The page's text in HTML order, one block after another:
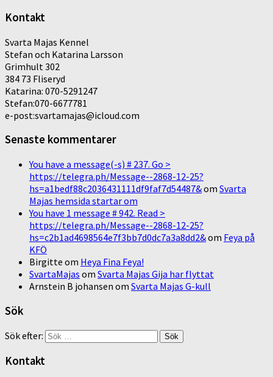
Kontakt
Svarta Majas Kennel
Stefan och Katarina Larsson
Grimhult 302
384 73 Fliseryd
Katarina: 070-5291247
Stefan:070-6677781
e-post:svartamajas@icloud.com
Senaste kommentarer
You have a message(-s) # 237. Go >
https://telegra.ph/Message--2868-12-25?
hs=a1bedf88c2036431111df9faf7d54487&om Svarta
Majas hemsida startar om
You have 1 message # 942. Read >
https://telegra.ph/Message--2868-12-25?
hs=c2b1ad4698564e7f3bb7d0dc7a3a8dd2&om Feya på
KFÖ
Birgitte om Heya Fina Feya!
SvartaMajas om Svarta Majas Gija har flyttat
Arnstein B johansen om Svarta Majas G-kull
Sök
Sök efter:
Kontakt